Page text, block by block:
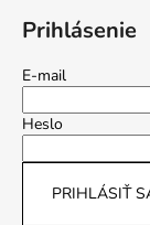
Prihlásenie
E-mail
Heslo
PRIHLÁSIŤ